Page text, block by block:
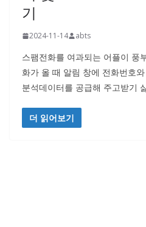
기
2024-11-14 abts
스팸전화를 여과되는 어플이 풍
화가 올 때 알림 창에 전화번호
분석데이터를 공급해 주고받기
더 읽어보기